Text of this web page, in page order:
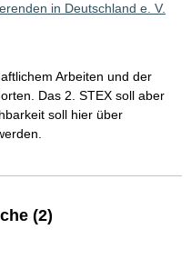
in Deutschland e. V.
Arbeiten und der
Das 2. STEX soll aber
soll hier über
(2)